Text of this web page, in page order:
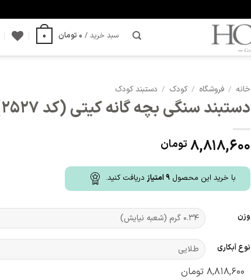
سبد خرید / 0 تومان 0
خانه / فروشگاه / کودک / دستبند کودک
دستبند سنگی بچه گانه کیتی (کد 2527)
8,818,600 تومان
با خرید این محصول 9امتیاز دریافت کنید.
وزن
نوع آبکاری
۸,۸۱۸,۶۰۰ تومان